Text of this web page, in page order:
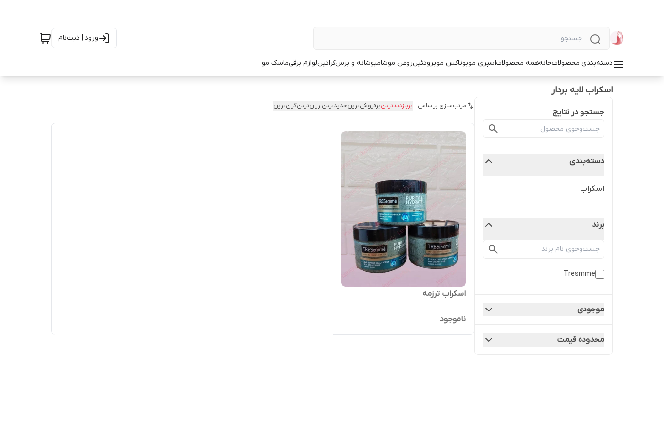
ورود | ثبت‌نام
دسته‌بندی محصولاتخانههمه محصولاتاسپری موبوتاکس موپروتئینروغن موشامپوشانه و برسکراتینلوازم برقیماسک مو
اسکراب لایه بردار
جستجو در نتایج
دسته‌بندی
اسکراب
برند
Tresmme
موجودی
محدوده قیمت
مرتب‌سازی براساس: پربازدیدترینپرفروش‌ترینجدیدترینارزان‌ترینگران‌ترین
اسکراب ترزمه
ناموجود